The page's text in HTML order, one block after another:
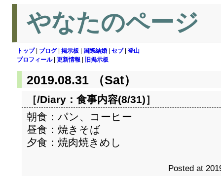
やなたのページ
トップ| ブログ| 掲示板 国際結婚 セブ| 登山
プロフィール| 更新情報 旧掲示板
2019.08.31 （Sat）
［/Diary： 食事内容(8/31)］
朝食：パン、コーヒー
昼食：焼きそば
夕食：焼肉焼きめし
Posted at